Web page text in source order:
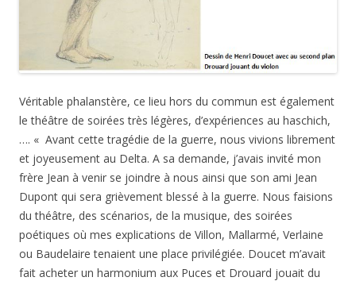
Véritable phalanstère, ce lieu hors du commun est également
le théâtre de soirées très légères, d’expériences au haschich,
…. « Avant cette tragédie de la guerre, nous vivions librement
et joyeusement au Delta. A sa demande, j’avais invité mon
frère Jean à venir se joindre à nous ainsi que son ami Jean
Dupont qui sera grièvement blessé à la guerre. Nous faisions
du théâtre, des scénarios, de la musique, des soirées
poétiques où mes explications de Villon, Mallarmé, Verlaine
ou Baudelaire tenaient une place privilégiée. Doucet m’avait
fait acheter un harmonium aux Puces et Drouard jouait du